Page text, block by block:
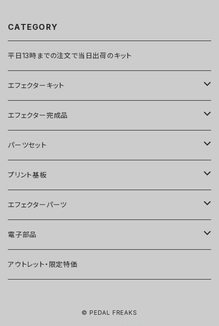
CATEGORY
平日13時までの注文で当日出荷のキット
エフェクターキット
ブースター
オーバードライブ
ディストーション
ファズ
プリアンプ
空間系
エフェクター完成品
ブースター
オーバードライブ
ディストーション
ファズ
空間系
パーツセット
ブースター
オーバードライブ
ディストーション
ファズ
プリント基板
オーバードライブ
ディストーション
ファズ
エフェクターパーツ
スイッチ
ジャック
電子部品
IC
アウトレット・限定特価
© PEDAL FREAKS